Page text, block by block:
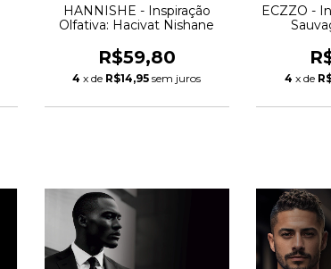
HANNISHE - Inspiração
Olfativa: Hacivat Nishane
R$59,80
4 x de R$14,95 sem juros
ECZZO -
4 x de